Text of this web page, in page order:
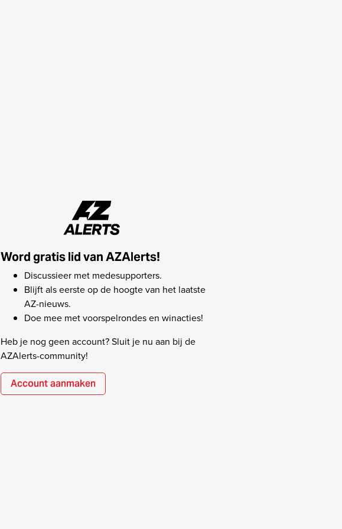
Word gratis lid van AZAlerts!
Discussieer met medesupporters.
Blijft als eerste op de hoogte van het laatste
AZ-nieuws.
Doe mee met voorspelrondes en winacties!
Heb je nog geen account? Sluit je nu aan bij de
AZAlerts-community!
Account aanmaken